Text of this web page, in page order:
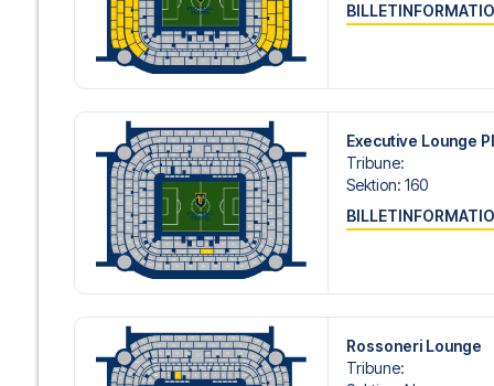
Executive Lounge
Tribune:
Sektion: 160
Rossoneri Lounge
Tribune: